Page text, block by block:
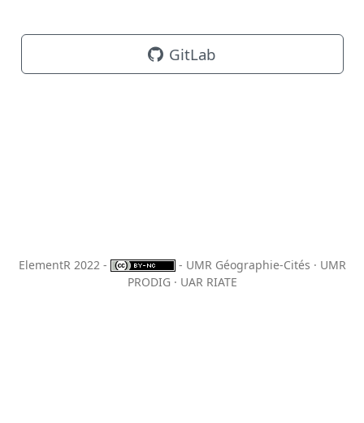
GitLab
ElementR 2022 -
- UMR Géographie-Cités · UMR
PRODIG · UAR RIATE